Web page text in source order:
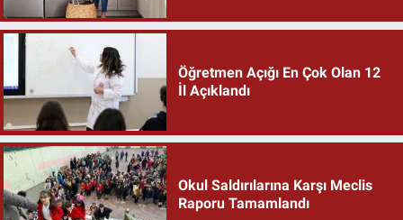
Öğretmen Açığı En Çok Olan 12
İl Açıklandı
Okul Saldırılarına Karşı Meclis
Raporu Tamamlandı